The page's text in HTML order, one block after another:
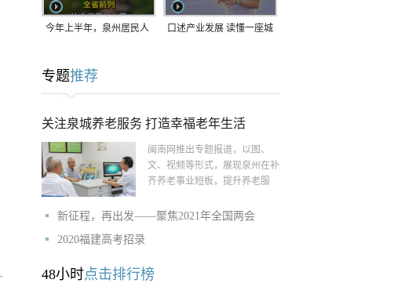
今年上半年，泉州居民人 口述产业发展 读懂一座城
专题推荐
关注泉城养老服务 打造幸福老年生活
闽南网推出专题报道，以图、
文、视频等形式，展现泉州在补
齐养老事业短板，提升养老服
新征程，再出发——聚焦2021年全国两会
2020福建高考招录
48小时点击排行榜